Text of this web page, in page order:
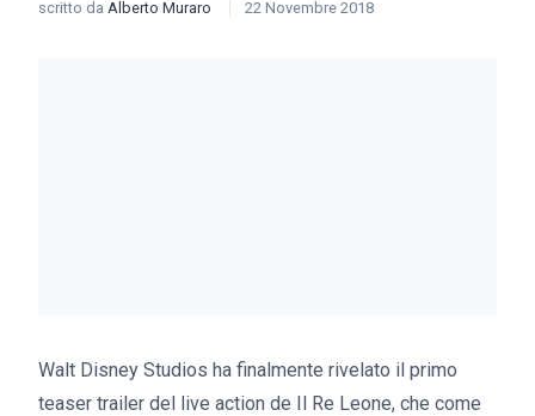
scritto da Alberto Muraro 22 Novembre 2018
Walt Disney Studios ha finalmente rivelato il primo
teaser trailer del live action de Il Re Leone, che come